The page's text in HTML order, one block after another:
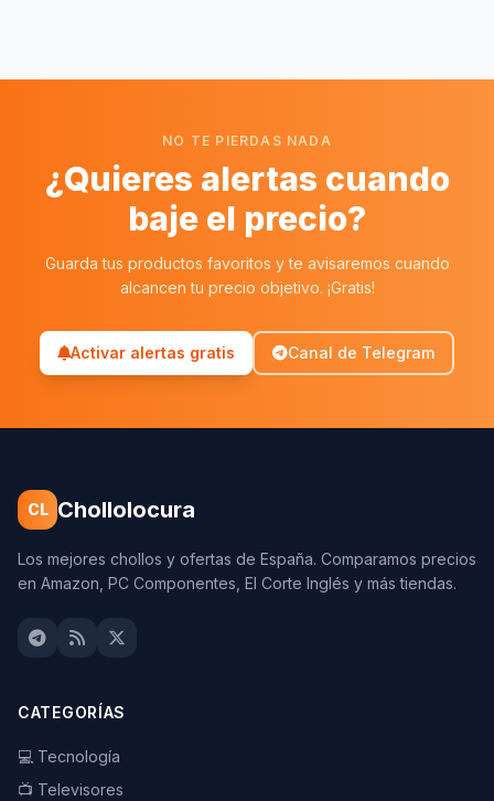
NO TE PIERDAS NADA
¿Quieres alertas cuando
baje el precio?
Guarda tus productos favoritos y te avisaremos cuando
alcancen tu precio objetivo. ¡Gratis!
Activar alertas gratis Canal de Telegram
CL Chollolocura
Los mejores chollos y ofertas de España. Comparamos precios
en Amazon, PC Componentes, El Corte Inglés y más tiendas.
CATEGORÍAS
💻 Tecnología
📺 Televisores